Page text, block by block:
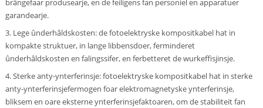
garandearje.
3. Lege ûnderhâldskosten: de fotoelektryske kompositkabel hat in
kompakte struktuer, in lange libbensdoer, ferminderet
ûnderhâldskosten en falingssifer, en ferbetteret de wurkeffisjinsje.
4. Sterke anty-ynterferinsje: fotoelektryske kompositkabel hat in sterke
anty-ynterferinsjefermogen foar elektromagnetyske ynterferinsje,
bliksem en oare eksterne ynterferinsjefaktoaren, om de stabiliteit fan